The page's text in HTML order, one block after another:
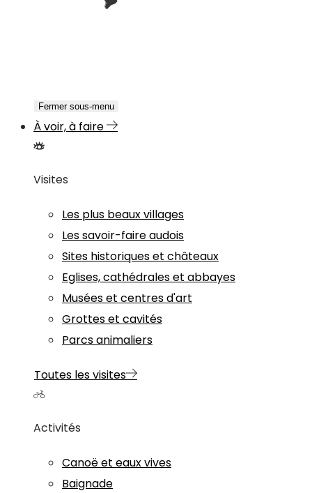
Fermer sous-menu
À voir, à faire
Visites
Les plus beaux villages
Les savoir-faire audois
Sites historiques et châteaux
Eglises, cathédrales et abbayes
Musées et centres d'art
Grottes et cavités
Parcs animaliers
Toutes les visites
Activités
Canoë et eaux vives
Baignade